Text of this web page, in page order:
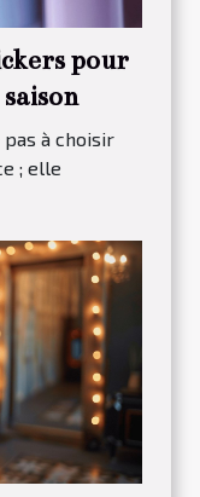
pour
à choisir
; elle